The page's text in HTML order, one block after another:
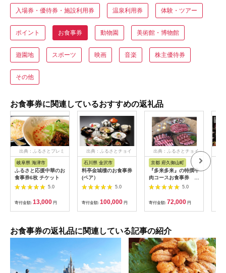
入場券・優待券・施設利用券 温泉利用券 体験・ツアー
ポイント お食事券 動物園 美術館・博物館
遊園地 スポーツ 映画 音楽 株主優待券
その他
お食事券に関連しているおすすめの返礼品
出典：ふるさとプレミ
岐阜県 海津市
ふるさと応援中華のお
食事券6枚 チケット
5.0
寄付金額: 13,000 円
出典：ふるさとチョイ
石川県 金沢市
料亭金城樓のお食事券
(ペア）
5.0
寄付金額: 100,000 円
出典：ふるさとチョイ
京都 府久御山町
『多来多来』の特撰牛
肉コースお食事券 4
名様分【1131614】
5.0
寄付金額: 72,000 円
お食事券の返礼品に関連している記事の紹介